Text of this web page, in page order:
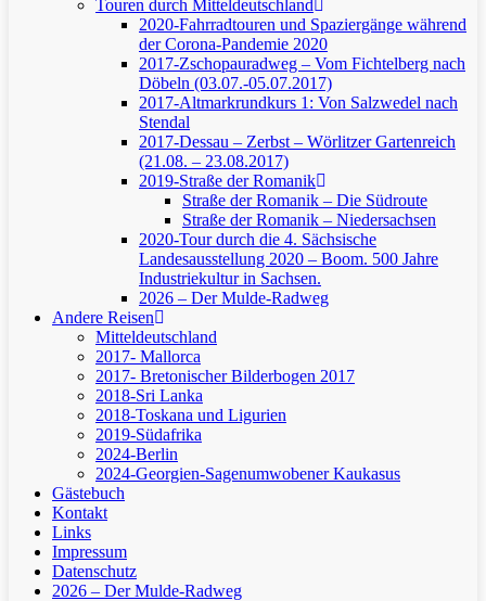
Touren durch Mitteldeutschland
2020-Fahrradtouren und Spaziergänge während
der Corona-Pandemie 2020
2017-Zschopauradweg – Vom Fichtelberg nach
Döbeln (03.07.-05.07.2017)
2017-Altmarkrundkurs 1: Von Salzwedel nach
Stendal
2017-Dessau – Zerbst – Wörlitzer Gartenreich
(21.08. – 23.08.2017)
2019-Straße der Romanik
Straße der Romanik – Die Südroute
Straße der Romanik – Niedersachsen
2020-Tour durch die 4. Sächsische
Landesausstellung 2020 – Boom. 500 Jahre
Industriekultur in Sachsen.
2026 – Der Mulde-Radweg
Andere Reisen
Mitteldeutschland
2017- Mallorca
2017- Bretonischer Bilderbogen 2017
2018-Sri Lanka
2018-Toskana und Ligurien
2019-Südafrika
2024-Berlin
2024-Georgien-Sagenumwobener Kaukasus
Gästebuch
Kontakt
Links
Impressum
Datenschutz
2026 – Der Mulde-Radweg